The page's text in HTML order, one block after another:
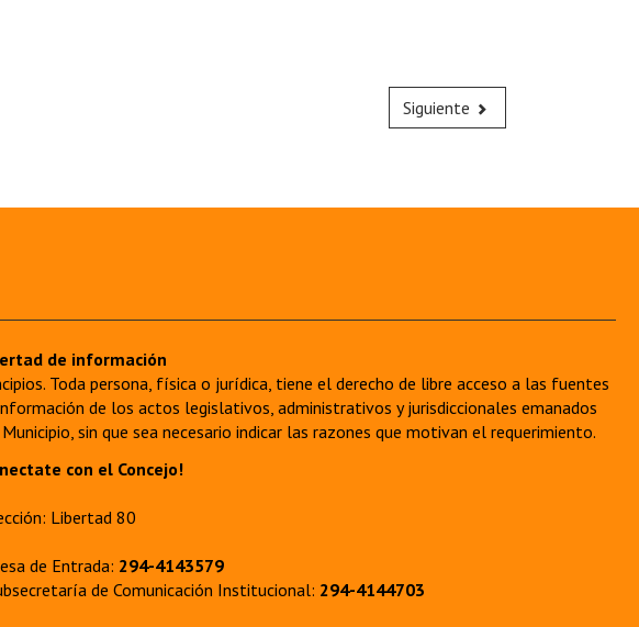
Siguiente
de información
Toda persona, física o jurídica, tiene el derecho de libre acceso a las fuentes
de los actos legislativos, administrativos y jurisdiccionales emanados
sin que sea necesario indicar las razones que motivan el requerimiento.
con el Concejo!
Libertad 80
de Entrada: 294-4143579
de Comunicación Institucional: 294-4144703